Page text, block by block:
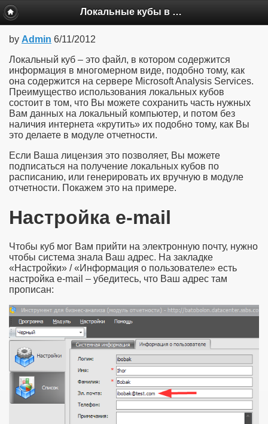
Локальные кубы в Business Analysis Tool
by Admin 6/11/2012
Локальный куб – это файл, в котором содержится
информация в многомерном виде, подобно тому, как
она содержится на сервере Microsoft Analysis Services.
Преимущество использования локальных кубов
состоит в том, что Вы можете сохранить часть нужных
Вам данных на локальный компьютер, и потом без
наличия интернета «крутить» их подобно тому, как Вы
это делаете в модуле отчетности.
Если Ваша лицензия это позволяет, Вы можете
подписаться на получение локальных кубов по
расписанию, или генерировать их вручную в модуле
отчетности. Покажем это на примере.
Настройка e-mail
Чтобы куб мог Вам прийти на электронную почту, нужно
чтобы система знала Ваш адрес. На закладке
«Настройки» / «Информация о пользователе» есть
настройка e-mail – убедитесь, что Ваш адрес там
прописан: